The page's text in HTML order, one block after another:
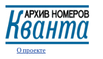
О проекте